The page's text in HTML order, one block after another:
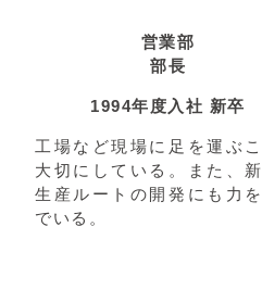
営業部
部長
1994年度入社 新卒
工場など現場に足を運ぶ
大切にしている。また、
生産ルートの開発にも力
でいる。